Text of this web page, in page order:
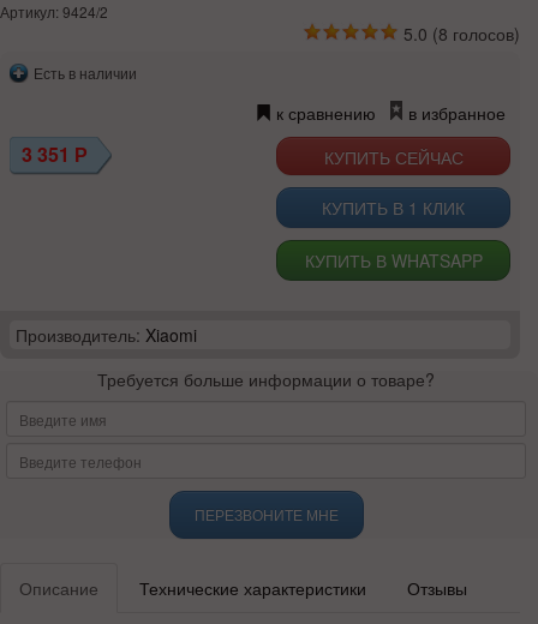
Артикул: 9424/2
5.0 (8 голосов)
Есть в наличии
к сравнению в избранное
3 351 Р
КУПИТЬ В 1 КЛИК
КУПИТЬ В WHATSAPP
Производитель: Xiaomi
Требуется больше информации о товаре?
ПЕРЕЗВОНИТЕ МНЕ
Описание Технические характеристики Отзывы